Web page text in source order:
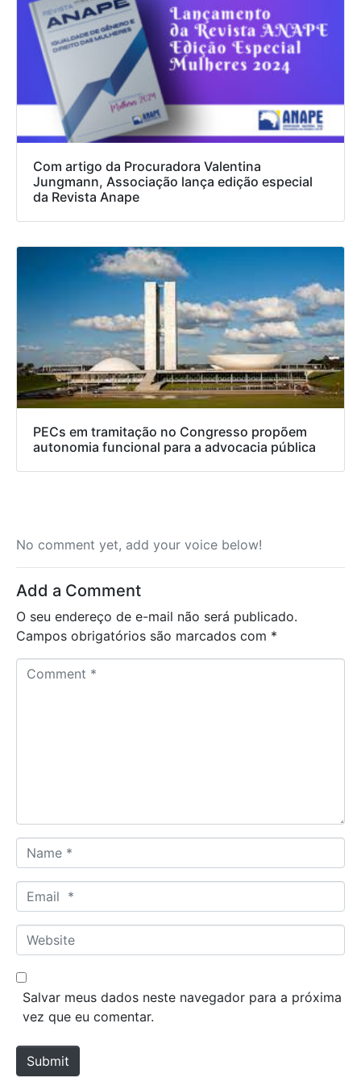
Com artigo da Procuradora Valentina
Jungmann, Associação lança edição especial
da Revista Anape
PECs em tramitação no Congresso propõem
autonomia funcional para a advocacia pública
No comment yet, add your voice below!
Add a Comment
O seu endereço de e-mail não será publicado.
Campos obrigatórios são marcados com *
a
m
*
m
a
*
W
e
b
e
Salvar meus dados neste navegador para a próxima
vez que eu comentar.
Submit